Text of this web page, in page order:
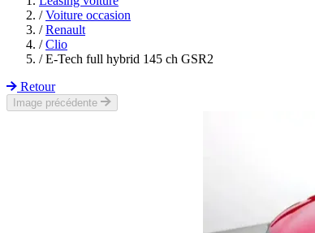
/ Voiture occasion
/ Renault
/ Clio
/ E-Tech full hybrid 145 ch GSR2
Retour
Image précédente